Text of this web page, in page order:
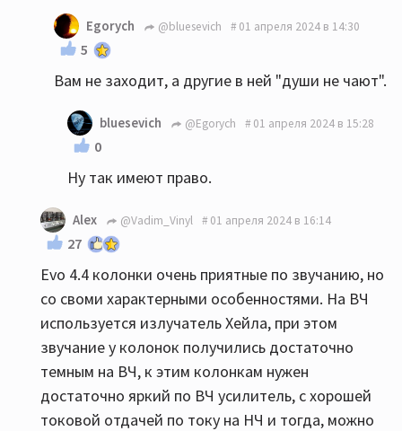
Egorych @bluesevich 01 апреля 2024 в 14:30
5
Вам не заходит, а другие в ней "души не чают".
bluesevich @Egorych 01 апреля 2024 в 15:28
0
Ну так имеют право.
Alex @Vadim_Vinyl 01 апреля 2024 в 16:14
27
Evo 4.4 колонки очень приятные по звучанию, но
со своми характерными особенностями. На ВЧ
используется излучатель Хейла, при этом
звучание у колонок получились достаточно
темным на ВЧ, к этим колонкам нужен
достаточно яркий по ВЧ усилитель, с хорошей
токовой отдачей по току на НЧ и тогда, можно